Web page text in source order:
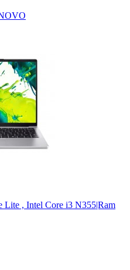
Lite , Intel Core i3 N355|Ram